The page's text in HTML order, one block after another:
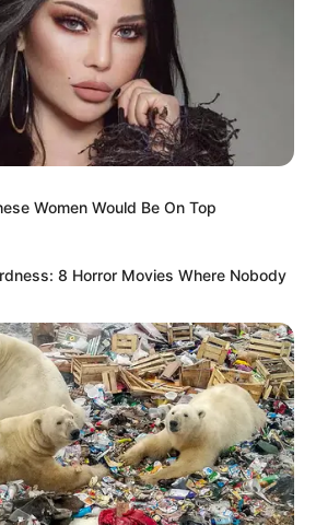
kostenlos
Bauern schon seit Jahrtausenden
anwenden, hatte
der universitären Welt gelehrt. Die
ja endlich auch mal
weitere Kalauer
Women Would Be On Top
8 Horror Movies Where Nobody